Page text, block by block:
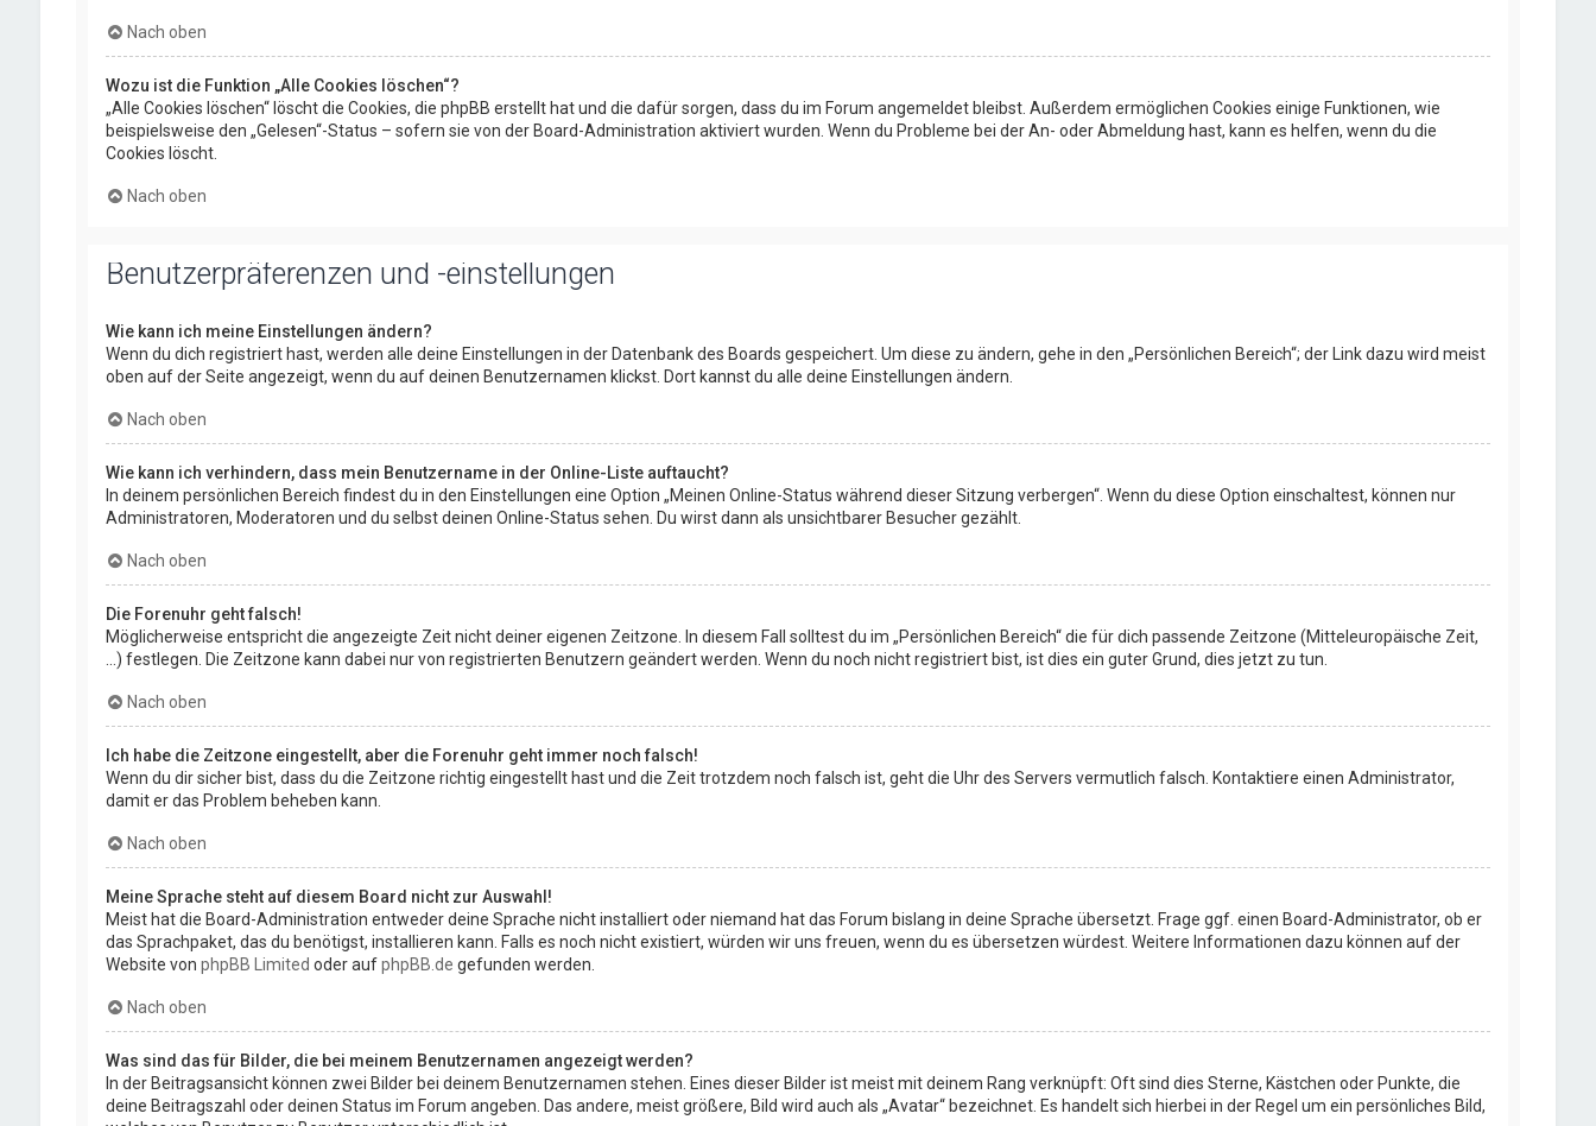
Nach oben
Wozu ist die Funktion „Alle Cookies löschen“?
„Alle Cookies löschen“ löscht die Cookies, die phpBB erstellt hat und die dafür sorgen, dass du im Forum angemeldet bleibst. Außerdem ermöglichen Cookies einige Funktionen, wie
beispielsweise den „Gelesen“-Status – sofern sie von der Board-Administration aktiviert wurden. Wenn du Probleme bei der An- oder Abmeldung hast, kann es helfen, wenn du die
Cookies löscht.
Nach oben
Benutzerpräferenzen und -einstellungen
Wie kann ich meine Einstellungen ändern?
Wenn du dich registriert hast, werden alle deine Einstellungen in der Datenbank des Boards gespeichert. Um diese zu ändern, gehe in den „Persönlichen Bereich“; der Link dazu wird meist
oben auf der Seite angezeigt, wenn du auf deinen Benutzernamen klickst. Dort kannst du alle deine Einstellungen ändern.
Nach oben
Wie kann ich verhindern, dass mein Benutzername in der Online-Liste auftaucht?
In deinem persönlichen Bereich findest du in den Einstellungen eine Option „Meinen Online-Status während dieser Sitzung verbergen“. Wenn du diese Option einschaltest, können nur
Administratoren, Moderatoren und du selbst deinen Online-Status sehen. Du wirst dann als unsichtbarer Besucher gezählt.
Nach oben
Die Forenuhr geht falsch!
Möglicherweise entspricht die angezeigte Zeit nicht deiner eigenen Zeitzone. In diesem Fall solltest du im „Persönlichen Bereich“ die für dich passende Zeitzone (Mitteleuropäische Zeit,
...) festlegen. Die Zeitzone kann dabei nur von registrierten Benutzern geändert werden. Wenn du noch nicht registriert bist, ist dies ein guter Grund, dies jetzt zu tun.
Nach oben
Ich habe die Zeitzone eingestellt, aber die Forenuhr geht immer noch falsch!
Wenn du dir sicher bist, dass du die Zeitzone richtig eingestellt hast und die Zeit trotzdem noch falsch ist, geht die Uhr des Servers vermutlich falsch. Kontaktiere einen Administrator,
damit er das Problem beheben kann.
Nach oben
Meine Sprache steht auf diesem Board nicht zur Auswahl!
Meist hat die Board-Administration entweder deine Sprache nicht installiert oder niemand hat das Forum bislang in deine Sprache übersetzt. Frage ggf. einen Board-Administrator, ob er
das Sprachpaket, das du benötigst, installieren kann. Falls es noch nicht existiert, würden wir uns freuen, wenn du es übersetzen würdest. Weitere Informationen dazu können auf der
Website von phpBB Limited oder aufphpBB.de gefunden werden.
Nach oben
Was sind das für Bilder, die bei meinem Benutzernamen angezeigt werden?
In der Beitragsansicht können zwei Bilder bei deinem Benutzernamen stehen. Eines dieser Bilder ist meist mit deinem Rang verknüpft: Oft sind dies Sterne, Kästchen oder Punkte, die
deine Beitragszahl oder deinen Status im Forum angeben. Das andere, meist größere, Bild wird auch als „Avatar“ bezeichnet. Es handelt sich hierbei in der Regel um ein persönliches Bild,